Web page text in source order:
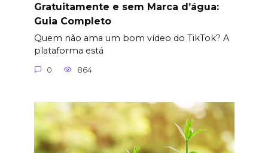
Gratuitamente e sem Marca d’água:
Guia Completo
Quem não ama um bom vídeo do TikTok? A
plataforma está
0 864